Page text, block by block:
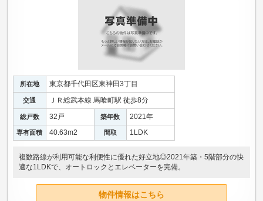
所在地 東京都千代田区東神田3丁目
交通 ＪＲ総武本線 馬喰町駅 徒歩8分
総戸数 32戸 築年数 2021年
専有面積 40.63m2 間取 1LDK
複数路線が利用可能な利便性に優れた好立地◎2021年築・5階部分の快
適な1LDKで、オートロックとエレベーターを完備。
物件情報はこちら